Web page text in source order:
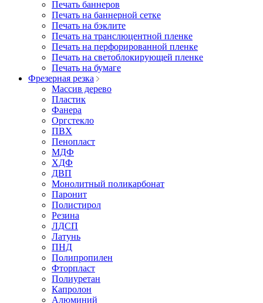
Печать баннеров
Печать на баннерной сетке
Печать на бэклите
Печать на транслюцентной пленке
Печать на перфорированной пленке
Печать на светоблокирующей пленке
Печать на бумаге
Фрезерная резка
Массив дерево
Пластик
Фанера
Оргстекло
ПВХ
Пенопласт
МДФ
ХДФ
ДВП
Монолитный поликарбонат
Паронит
Полистирол
Резина
ЛДСП
Латунь
ПНД
Полипропилен
Фторпласт
Полиуретан
Капролон
Алюминий